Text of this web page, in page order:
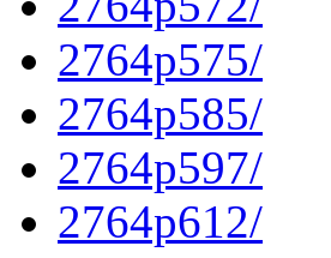
2764p575/
2764p585/
2764p597/
2764p612/